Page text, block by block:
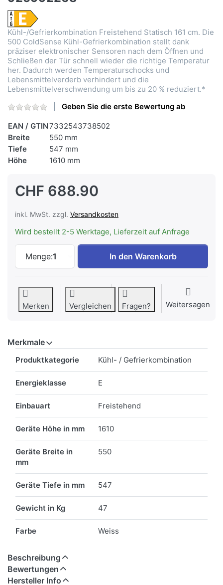
Kühl-/Gefrierkombination Freistehend Statisch 161 cm. Die
500 ColdSense Kühl-Gefrierkombination stellt dank
präziser elektronischer Sensoren nach dem Öffnen und
Schließen der Tür schnell wieder die richtige Temperatur
her. Dadurch werden Temperaturschocks und
Lebensmittelverderb verhindert und die
Lebensmittelverschwendung um bis zu 20 % reduziert.*
Geben Sie die erste Bewertung ab
EAN / GTIN7332543738502
Breite
550 mm
Tiefe
547 mm
Höhe
1610 mm
CHF 688.90
inkl. MwSt. zzgl. Versandkosten
Wird bestellt 2-5 Werktage, Lieferzeit auf Anfrage
Menge:1
ELECTROLUX ST281F Kühl-/
In den Warenkorb
Merken Vergleichen Fragen? Weitersagen
Merkmale
Produktkategorie Kühl- / Gefrierkombination
Energieklasse E
Einbauart Freistehend
Geräte Höhe in mm 1610
Geräte Breite in
mm
550
Geräte Tiefe in mm 547
Gewicht in Kg 47
Farbe Weiss
Beschreibung
Bewertungen
Hersteller Info